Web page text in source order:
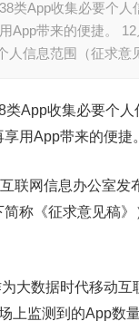
类App收集必要个
App带来的便捷。
人信息范围（征求意
类App收集必要个人
用App带来的便捷。
联网信息办公室
简称《征求意见稿
大数据时代移动
上监测到的App数